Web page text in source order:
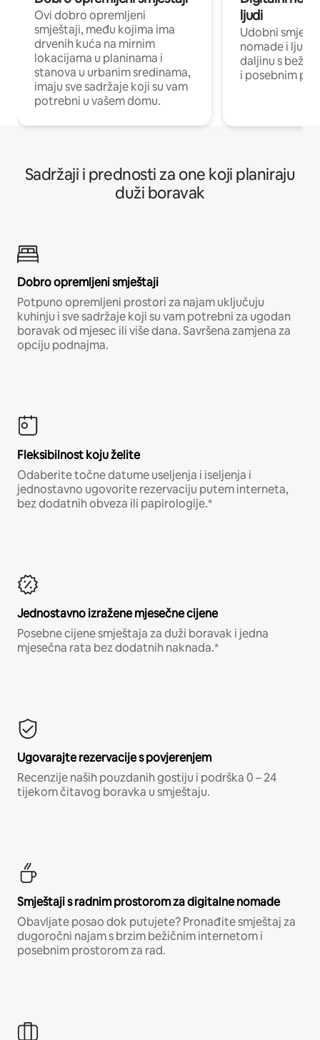
Ovi dobro opremljeni
smještaji, među kojima ima
drvenih kuća na mirnim
lokacijama u planinama i
stanova u urbanim sredinama,
imaju sve sadržaje koji su vam
potrebni u vašem domu.
ljudi
Udobni
nomade i ljude
daljinu s
i posebnim
Sadržaji i prednosti za one koji planiraju
duži boravak
Dobro opremljeni smještaji
Potpuno opremljeni prostori za najam uključuju
kuhinju i sve sadržaje koji su vam potrebni za ugodan
boravak od mjesec ili više dana. Savršena zamjena za
opciju podnajma.
Fleksibilnost koju želite
Odaberite točne datume useljenja i iseljenja i
jednostavno ugovorite rezervaciju putem interneta,
bez dodatnih obveza ili papirologije.*
Jednostavno izražene mjesečne cijene
Posebne cijene smještaja za duži boravak i jedna
mjesečna rata bez dodatnih naknada.*
Ugovarajte rezervacije s povjerenjem
Recenzije naših pouzdanih gostiju i podrška 0 – 24
tijekom čitavog boravka u smještaju.
Smještaji s radnim prostorom za digitalne nomade
Obavljate posao dok putujete? Pronađite smještaj za
dugoročni najam s brzim bežičnim internetom i
posebnim prostorom za rad.